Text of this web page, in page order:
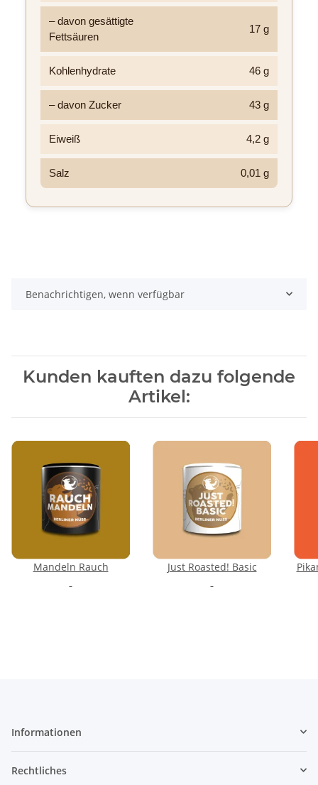
– davon gesättigte
Fettsäuren
17 g
Kohlenhydrate 46 g
– davon Zucker 43 g
Eiweiß 4,2 g
Salz 0,01 g
Benachrichtigen, wenn verfügbar
Kunden kauften dazu folgende
Artikel:
Mandeln Rauch Just Roasted! Basic
Informationen
Rechtliches